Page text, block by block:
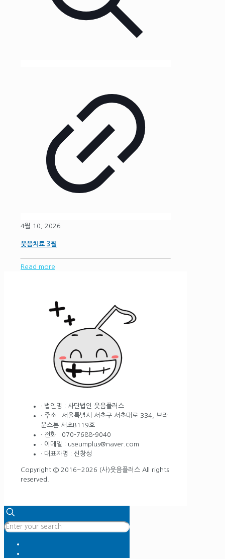
4월 10, 2026
웃음치료 3월
Read more
· 법인명 : 사단법인 웃음플러스
· 주소 : 서울특별시 서초구 서초대로 334, 브라
운스톤 서초B119호
· 전화 : 070-7688-9040
· 이메일 : useumplus@naver.com
· 대표자명 : 신창성
Copyright © 2016~2026 (사)웃음플러스 All rights
reserved.